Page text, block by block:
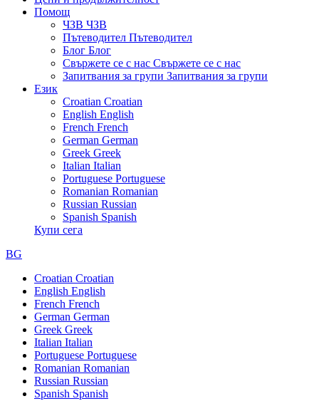
Помощ
ЧЗВ ЧЗВ
Пътеводител Пътеводител
Блог Блог
Свържете се с нас Свържете се с нас
Запитвания за групи Запитвания за групи
Език
Croatian Croatian
English English
French French
German German
Greek Greek
Italian Italian
Portuguese Portuguese
Romanian Romanian
Russian Russian
Spanish Spanish
Купи сега
BG
Croatian Croatian
English English
French French
German German
Greek Greek
Italian Italian
Portuguese Portuguese
Romanian Romanian
Russian Russian
Spanish Spanish